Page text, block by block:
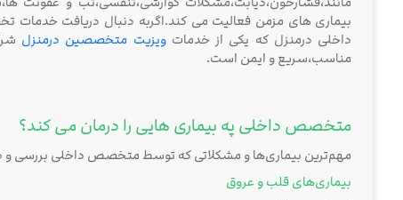
بیماری های مزمن فعالیت می کند.اگربه دنبال دریافت خدمات
داخلی درمنزل که یکی از خدمات ویزیت متخصصین درمنزل
مناسب،سریع و ایمن است.
متخصص داخلی په بیماری هایی را درمان می کند؟
مهم‌ترین بیماری‌ها و مشکلاتی که توسط متخصص داخلی بررسی و
بیماری‌های قلب و عروق